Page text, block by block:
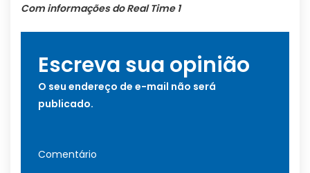
Com informações do Real Time 1
Escreva sua opinião
O seu endereço de e-mail não será
publicado.
Comentário